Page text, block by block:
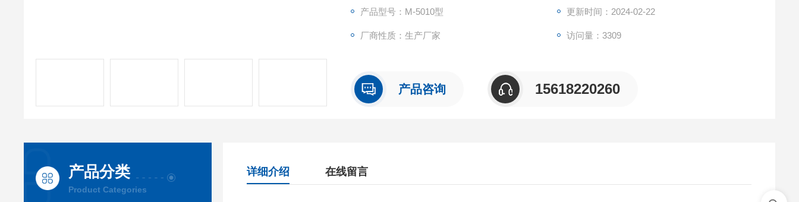
产品型号：M-5010型 更新时间：2024-02-22
厂商性质：生产厂家 访问量：3309
产品咨询 15618220260
产品分类
Product Categories
详细介绍 在线留言